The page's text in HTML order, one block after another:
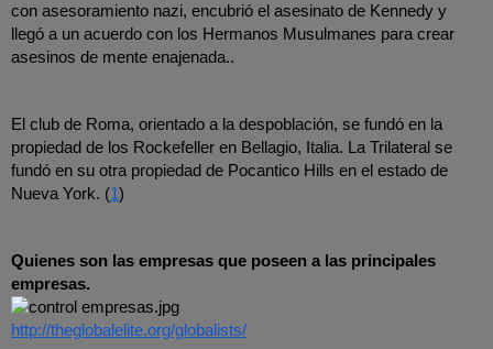
con asesoramiento nazi, encubrió el asesinato de Kennedy y
llegó a un acuerdo con los Hermanos Musulmanes para crear
asesinos de mente enajenada..
El club de Roma, orientado a la despoblación, se fundó en la
propiedad de los Rockefeller en Bellagio, Italia. La Trilateral se
fundó en su otra propiedad de Pocantico Hills en el estado de
Nueva York. (1 )
Quienes son las empresas que poseen a las principales
empresas.
http://theglobalelite.org/globalists/